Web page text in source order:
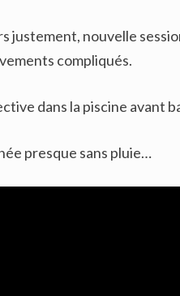
justement, nouvelle
compliqués.
dans la piscine avant
presque sans pluie…